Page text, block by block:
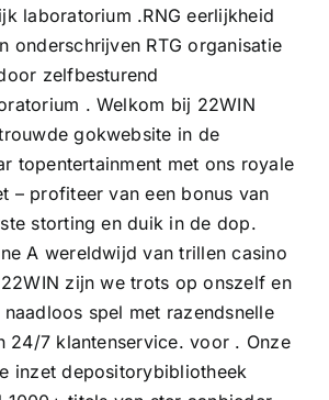
laboratorium .RNG eerlijkheid
onderschrijven RTG organisatie
zelfbesturend
. Welkom bij 22WIN
gokwebsite in de
topentertainment met ons royale
– profiteer van een bonus van
storting en duik in de dop.
A wereldwijd van trillen casino
zijn we trots op onszelf en
spel met razendsnelle
24/7 klantenservice. voor . Onze
inzet depositorybibliotheek